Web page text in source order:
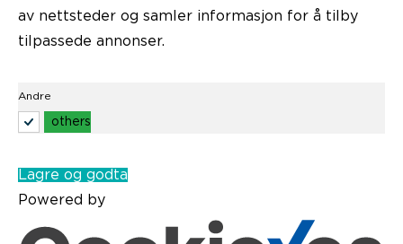
av nettsteder og samler informasjon for å tilby
tilpassede annonser.
Andre
others
Lagre og godta
Powered by